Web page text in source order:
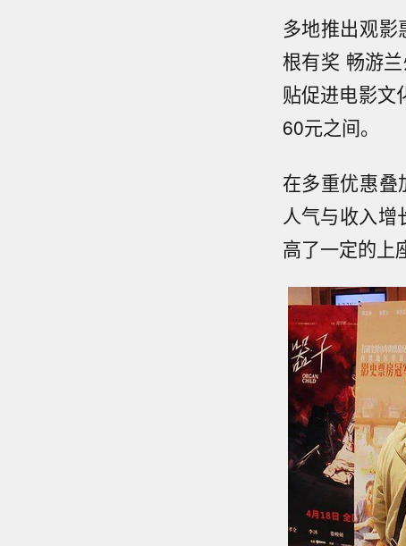
多地推出观影
根有奖 畅游
贴促进电影文
60元之间。
在多重优惠
人气与收入增
高了一定的上